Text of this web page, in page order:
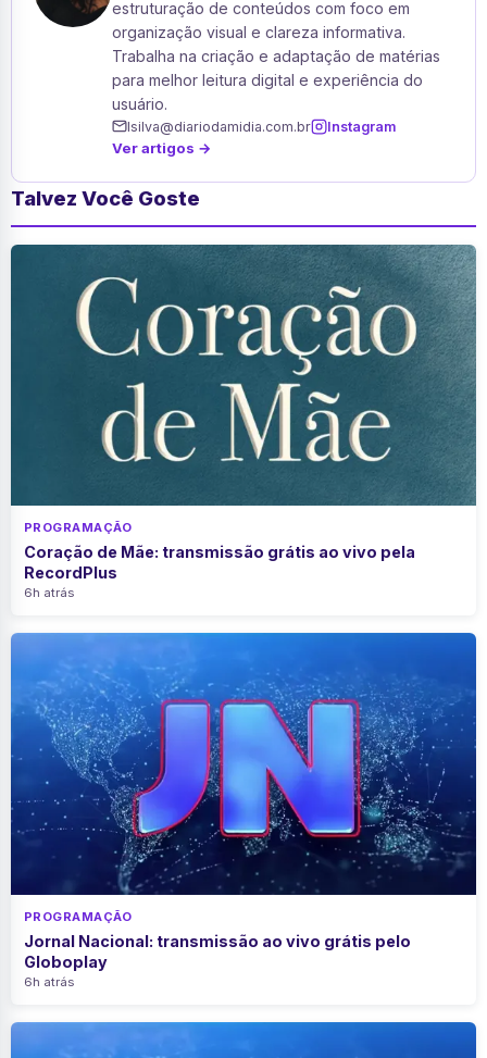
estruturação de conteúdos com foco em
organização visual e clareza informativa.
Trabalha na criação e adaptação de matérias
para melhor leitura digital e experiência do
usuário.
lsilva@diariodamidia.com.br Instagram
Ver artigos →
Talvez Você Goste
PROGRAMAÇÃO
Coração de Mãe: transmissão grátis ao vivo pela
RecordPlus
6h atrás
PROGRAMAÇÃO
Jornal Nacional: transmissão ao vivo grátis pelo
Globoplay
6h atrás